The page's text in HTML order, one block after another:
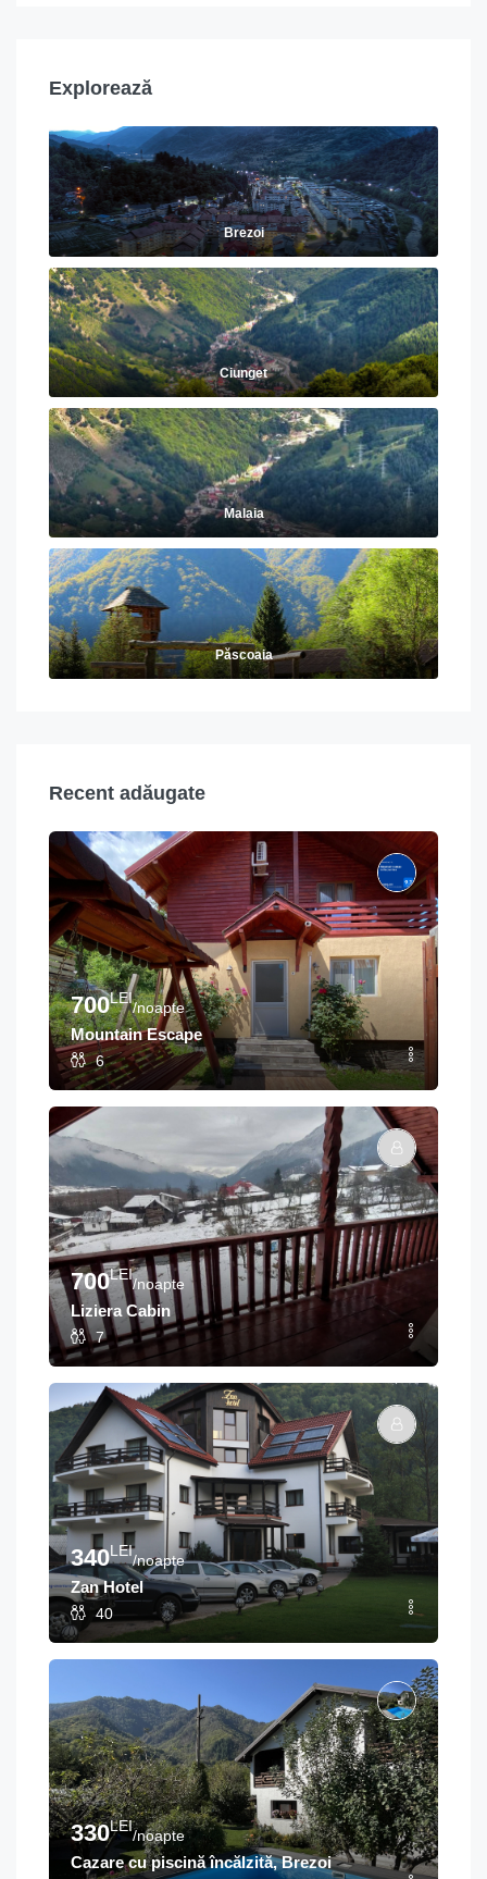
Explorează
Brezoi
Ciunget
Malaia
Păscoaia
Recent adăugate
700LEI
/noapte
Mountain Escape
6
700LEI
/noapte
Liziera Cabin
7
340LEI
/noapte
Zan Hotel
40
330LEI
/noapte
Cazare cu piscină încălzită, Brezoi